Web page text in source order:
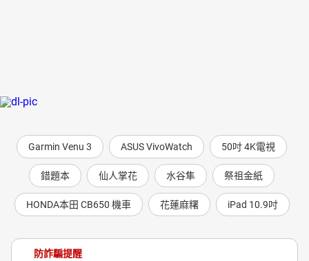
Garmin Venu 3 ASUS VivoWatch 50吋 4K電視
錯題本 仙人掌花 水谷隼 祭祖金紙
HONDA本田 CB650 機車 花蓮麻糬 iPad 10.9吋
防詐騙提醒